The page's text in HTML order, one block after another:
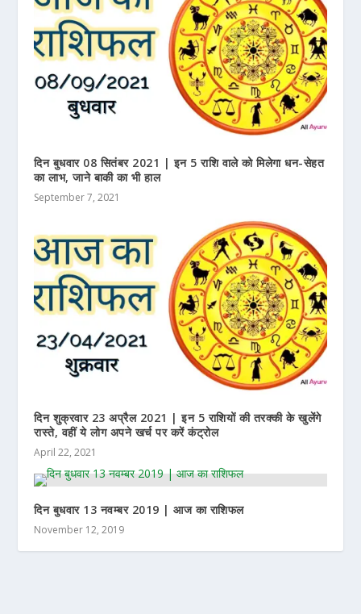
दिन बुधवार 08 सितंबर 2021 | इन 5 राशि वाले को मिलेगा धन-सेहत
का लाभ, जाने बाकी का भी हाल
September 7, 2021
दिन शुक्रवार 23 अप्रैल 2021 | इन 5 राशियों की तरक्की के खुलेंगे
रास्ते, वहीं ये लोग अपने खर्च पर करें कंट्रोल
April 22, 2021
दिन बुधवार 13 नवम्बर 2019 | आज का राशिफल
November 12, 2019